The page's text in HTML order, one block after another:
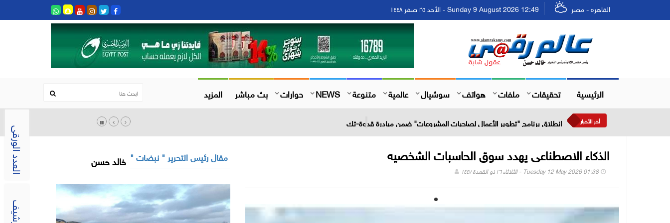
العدد الورقى
القاهره - مصر Sunday 9 August 2026 12:49 - الأحد ٢٥ صفر ١٤٤٨
الرئيسية تحقيقات ملفات هواتف سوشيال عالمية متنوعة NEWS حوارات بث مباشر المزيد
أخر الأخبار انطلاق برنامج "تطوير الأعمال لصاحبات المشروعات" ضمن مبادرة قدوة-تك
الذكاء الاصطناعى يهدد سوق الحاسبات الشخصيه
Tuesday 12 May 2026 01:38 - الثلاثاء ٢٦ ذو القعدة ١٤٤٧
مقال رئيس التحرير " نبضات " خالد حسن